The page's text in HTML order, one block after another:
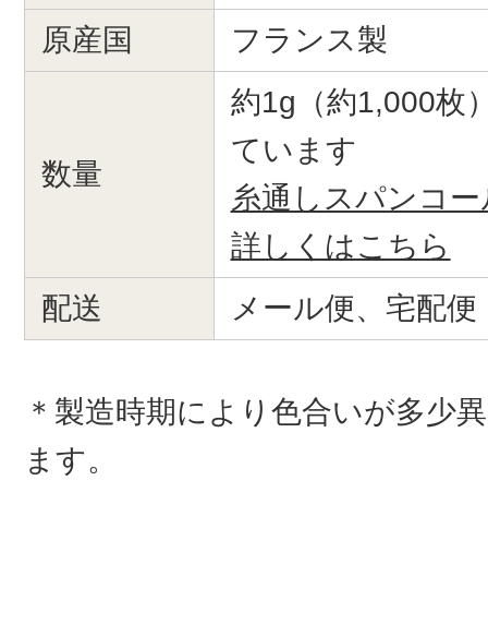
原産国 フランス製
数量
約1g（約1,000枚
ています
糸通しスパンコ
詳しくはこちら
配送
メール便、宅配便
＊製造時期により色合いが多少
ます。